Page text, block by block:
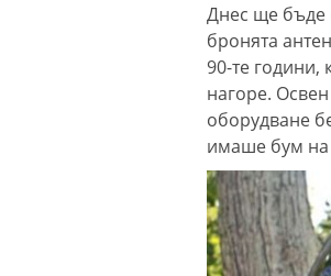
Днес ще бъде
бронята
90-те години,
нагоре.
оборудване
имаше бум на